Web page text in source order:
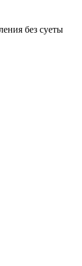
бентонит
при
не
ацетон и
(примерно от
без суеты